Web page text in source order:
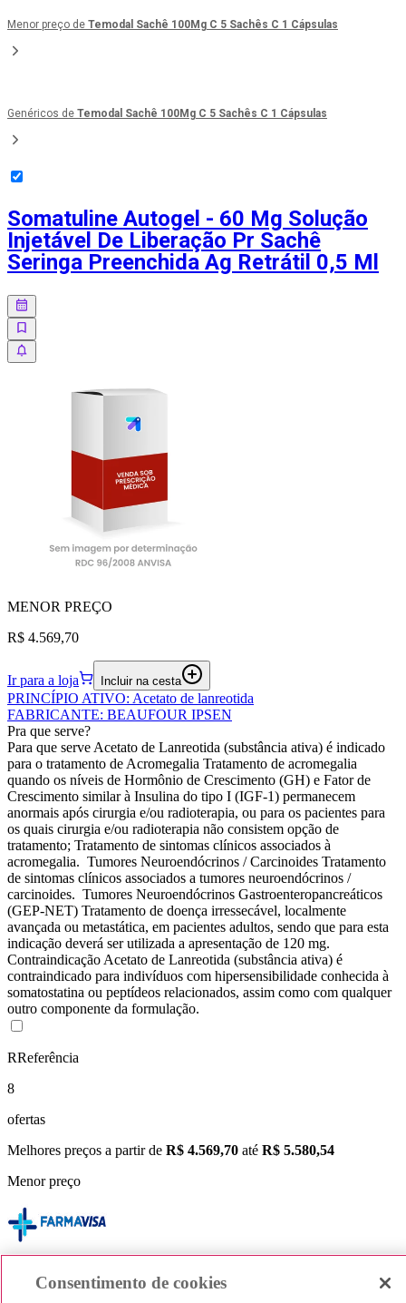
Menor preço de Temodal Sachê 100Mg C 5 Sachês C 1 Cápsulas
Genéricos de Temodal Sachê 100Mg C 5 Sachês C 1 Cápsulas
Somatuline Autogel - 60 Mg Solução
Injetável De Liberação Pr Sachê
Seringa Preenchida Ag Retrátil 0,5 Ml
MENOR PREÇO
R$ 4.569,70
Ir para a loja Incluir na cesta
PRINCÍPIO ATIVO: Acetato de lanreotida
FABRICANTE: BEAUFOUR IPSEN
Pra que serve?
Para que serve Acetato de Lanreotida (substância ativa) é indicado
para o tratamento de Acromegalia Tratamento de acromegalia
quando os níveis de Hormônio de Crescimento (GH) e Fator de
Crescimento similar à Insulina do tipo I (IGF-1) permanecem
anormais após cirurgia e/ou radioterapia, ou para os pacientes para
os quais cirurgia e/ou radioterapia não consistem opção de
tratamento; Tratamento de sintomas clínicos associados à
acromegalia. Tumores Neuroendócrinos / Carcinoides Tratamento
de sintomas clínicos associados a tumores neuroendócrinos /
carcinoides. Tumores Neuroendócrinos Gastroenteropancreáticos
(GEP-NET) Tratamento de doença irressecável, localmente
avançada ou metastática, em pacientes adultos, sendo que para esta
indicação deverá ser utilizada a apresentação de 120 mg.
Contraindicação Acetato de Lanreotida (substância ativa) é
contraindicado para indivíduos com hipersensibilidade conhecida à
somatostatina ou peptídeos relacionados, assim como com qualquer
outro componente da formulação.
RReferência
8
ofertas
Melhores preços a partir de R$ 4.569,70 até R$ 5.580,54
Menor preço
vendido por Farma Visa
Consentimento de cookies